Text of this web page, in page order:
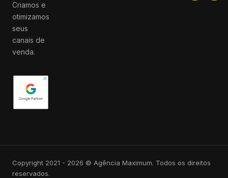
Criamos e
otimizamos
seus
canais de
venda.
Copyright 2021 - 2026 © Agência Maximum. Todos os direitos
reservados.